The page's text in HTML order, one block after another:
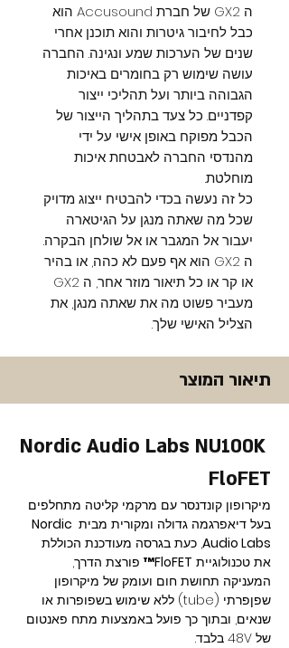
ה GX2 של חברת Accusound הוא
כבל לחיבור גיטרות והוא תוכנן אחרי
שנים של הערכות שמע ונגינה. החברה
עושה שימוש רק בחומרים באיכות
הגבוהה ביותר ועל תהליכי ייצור
קפדניים. כל צעד בתהליך הייצור של
הכבל מפוקח באופן אישי על ידי
מהנדסי החברה לאבטחת איכות
מוחלטת.
כל זה נעשה בכדי להבטיח ייצוג מדויק
שכל מה שאתה מנגן על הגיטארה
יעבור אל המגבר או אל שולחן הבקרה.
ה GX2 הוא אף פעם לא כהה, או בהיר
או קר או כל תיאור מוזר אחר, ה GX2
מעביר פשוט מה את שאתה מנגן, את
הצליל האישי שלך.
תיאור המוצר
Nordic Audio Labs NU100K
FloFET
מיקרופון קונדנסר עם מרקמי קליטה מתחלפים
בעל דיאפרגמה גדולה ומקורית מבית Nordic
Audio Labs, כעת בגרסה מעודכנת הכוללת
את טכנולוגיית FloFET™
פורצת הדרך,
המעניקה תחושת חום ועומק של מיקרופון
שפןפרתי (tube) ללא שימוש בשפופרות או
שנאים, ובתוך כך פועל באמצעות מתח פאנטום
של 48V בלבד.